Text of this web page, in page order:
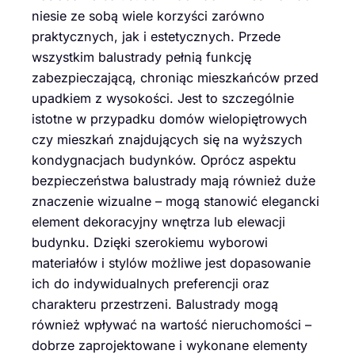
niesie ze sobą wiele korzyści zarówno
praktycznych, jak i estetycznych. Przede
wszystkim balustrady pełnią funkcję
zabezpieczającą, chroniąc mieszkańców przed
upadkiem z wysokości. Jest to szczególnie
istotne w przypadku domów wielopiętrowych
czy mieszkań znajdujących się na wyższych
kondygnacjach budynków. Oprócz aspektu
bezpieczeństwa balustrady mają również duże
znaczenie wizualne – mogą stanowić elegancki
element dekoracyjny wnętrza lub elewacji
budynku. Dzięki szerokiemu wyborowi
materiałów i stylów możliwe jest dopasowanie
ich do indywidualnych preferencji oraz
charakteru przestrzeni. Balustrady mogą
również wpływać na wartość nieruchomości –
dobrze zaprojektowane i wykonane elementy